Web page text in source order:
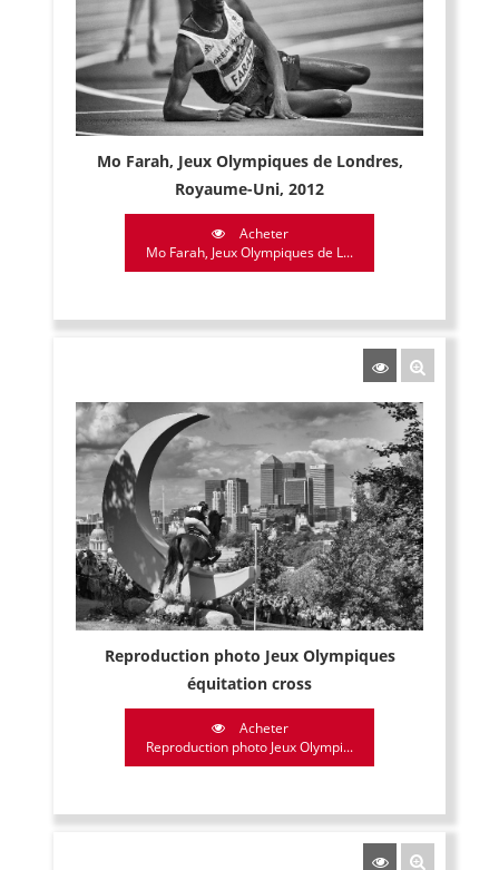
Mo Farah, Jeux Olympiques de Londres,
Royaume-Uni, 2012
Acheter
Mo Farah, Jeux Olympiques de L...
Reproduction photo Jeux Olympiques
équitation cross
Acheter
Reproduction photo Jeux Olympi...